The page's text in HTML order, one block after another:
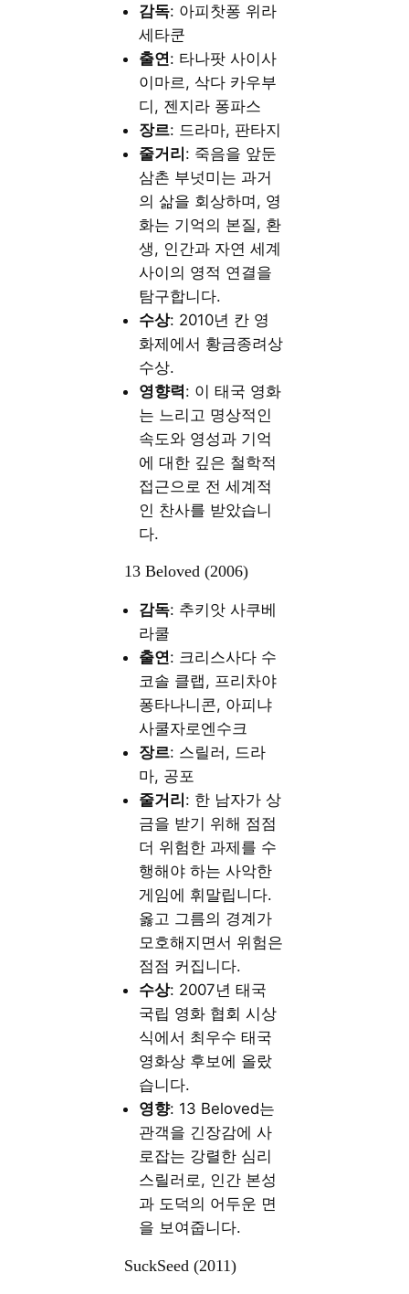
감독: 아피찻퐁 위라
세타쿤
출연: 타나팟 사이사
이마르, 삭다 카우부
디, 젠지라 퐁파스
장르: 드라마, 판타지
줄거리: 죽음을 앞둔
삼촌 부넛미는 과거
의 삶을 회상하며, 영
화는 기억의 본질, 환
생, 인간과 자연 세계
사이의 영적 연결을
탐구합니다.
수상: 2010년 칸 영
화제에서 황금종려상
수상.
영향력: 이 태국 영화
는 느리고 명상적인
속도와 영성과 기억
에 대한 깊은 철학적
접근으로 전 세계적
인 찬사를 받았습니
다.
13 Beloved (2006)
감독: 추키앗 사쿠베
라쿨
출연: 크리스사다 수
코솔 클랩, 프리차야
퐁타나니콘, 아피냐
사쿨자로엔수크
장르: 스릴러, 드라
마, 공포
줄거리 : 한 남자가 상
금을 받기 위해 점점
더 위험한 과제를 수
행해야 하는 사악한
게임에 휘말립니다.
옳고 그름의 경계가
모호해지면서 위험은
점점 커집니다.
수상: 2007년 태국
국립 영화 협회 시상
식에서 최우수 태국
영화상 후보에 올랐
습니다.
영향: 13 Beloved는
관객을 긴장감에 사
로잡는 강렬한 심리
스릴러로, 인간 본성
과 도덕의 어두운 면
을 보여줍니다.
SuckSeed (2011)